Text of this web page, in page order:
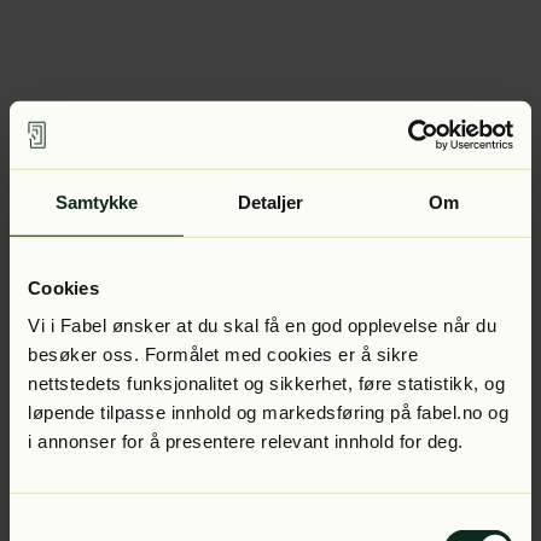
Samtykke Detaljer Om
Cookies
Vi i Fabel ønsker at du skal få en god opplevelse når du
besøker oss. Formålet med cookies er å sikre
nettstedets funksjonalitet og sikkerhet, føre statistikk, og
løpende tilpasse innhold og markedsføring på fabel.no og
i annonser for å presentere relevant innhold for deg.